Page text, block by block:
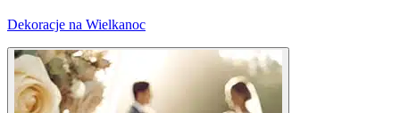
Dekoracje na Wielkanoc